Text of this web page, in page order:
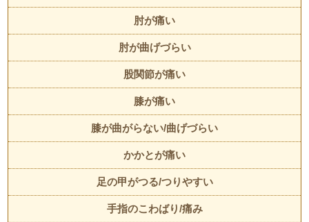
肘が痛い
肘が曲げづらい
股関節が痛い
膝が痛い
膝が曲がらない/曲げづらい
かかとが痛い
足の甲がつる/つりやすい
手指のこわばり/痛み